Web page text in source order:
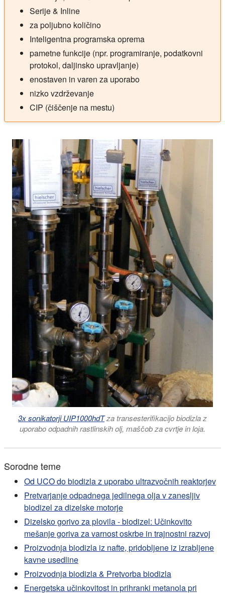
Serije & Inline
za poljubno količino
Inteligentna programska oprema
pametne funkcije (npr. programiranje, podatkovni
protokol, daljinsko upravljanje)
enostaven in varen za uporabo
nizko vzdrževanje
CIP (čiščenje na mestu)
3x sonikatorji UIP1000hdTza transesterifikacijo biodizla z
uporabo odpadnih rastlinskih olj, maščob za cvrtje in loja.
Sorodne teme
Od UCO do biodizla z uporabo ultrazvočnih reaktorjev
Pretvarjanje odpadnega jedilnega olja v zanesljiv
biodizel za dizelske motorje
Dizelsko gorivo za plovila - biodizel: Učinkovito
mešanje goriva za varnost oskrbe in trajnostni razvoj
Proizvodnja biodizla iz nafte, pridobljene iz izrabljene
kavne usedline
Proizvodnja biodizla & Pretvorba biodizla
Energetska učinkovitost in prihranki metanola pri